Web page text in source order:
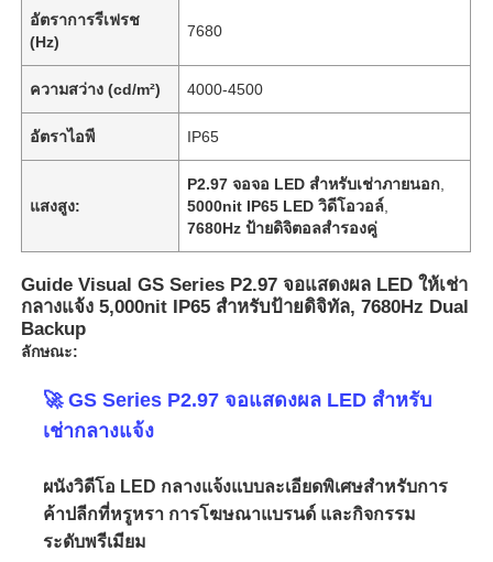
อัตราการรีเฟรช
(Hz)
7680
ความสว่าง (cd/m²) 4000-4500
อัตราไอพี IP65
แสงสูง:
P2.97 จอจอ LED สําหรับเช่าภายนอก
5000nit IP65 LED วิดีโอวอล์
7680Hz ป้ายดิจิตอลสํารองคู่
Guide Visual GS Series P2.97 จอแสดงผล LED ให้เช่า
กลางแจ้ง 5,000nit IP65 สำหรับป้ายดิจิทัล, 7680Hz Dual
Backup
ลักษณะ:
🚀 GS Series P2.97 จอแสดงผล LED สำหรับ
เช่ากลางแจ้ง
ผนังวิดีโอ LED กลางแจ้งแบบละเอียดพิเศษสำหรับการ
ค้าปลีกที่หรูหรา การโฆษณาแบรนด์ และกิจกรรม
ระดับพรีเมียม